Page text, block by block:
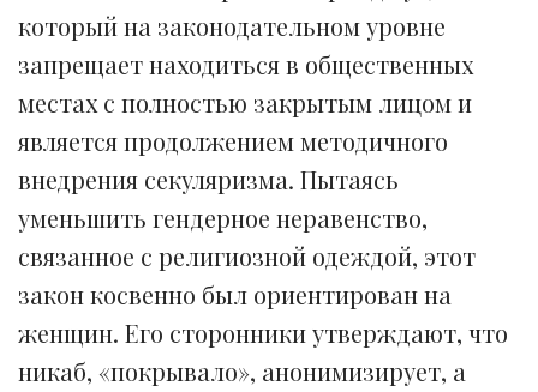
который на законодательном уровне
запрещает находиться в общественных
местах с полностью закрытым лицом и
является продолжением методичного
внедрения секуляризма. Пытаясь
уменьшить гендерное неравенство,
связанное с религиозной одеждой, этот
закон косвенно был ориентирован на
женщин. Его сторонники утверждают, что
никаб, «покрывало», анонимизирует, а